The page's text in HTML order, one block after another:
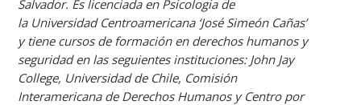
Salvador. Es licenciada en Psicologia de
la Universidad Centroamericana ‘José Simeón Cañas’
y tiene cursos de formación en derechos humanos y
seguridad en las seguientes instituciones: John Jay
College, Universidad de Chile, Comisión
Interamericana de Derechos Humanos y Centro por